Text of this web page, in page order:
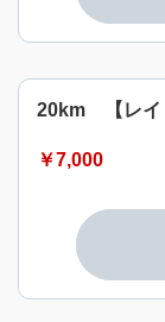
20km 【レイ
￥7,000
参加種目の達
※18歳未満は保